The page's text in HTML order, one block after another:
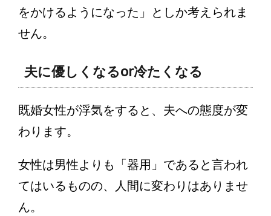
をかけるようになった」としか考えられま
せん。
夫に優しくなるor冷たくなる
既婚女性が浮気をすると、夫への態度が変
わります。
女性は男性よりも「器用」であると言われ
てはいるものの、人間に変わりはありませ
ん。